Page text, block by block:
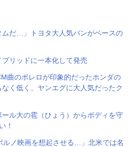
ムだ…」トヨタ大人気バンがベースの
リッドに一本化して発売
曲のボレロが印象的だったホンダの
く低く、ヤンエグに大人気だったク
ール大の雹（ひょう）からボディを守
！
ルノ映画を想起させる…」北米では名